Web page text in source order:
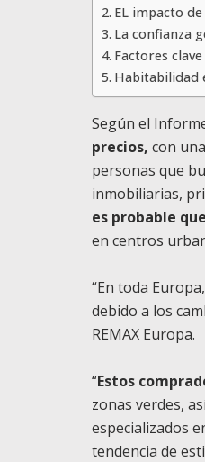
EL impacto
La confianza
Factores
Habitabilidad
Según el
precios, con
personas que
inmobiliarias,
es probable
en centros
“En toda
debido a los
REMAX Europa.
“Estos
zonas verdes,
especializados
tendencia de